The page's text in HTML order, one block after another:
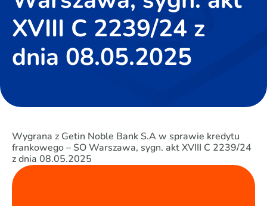
XVIII C 2239/24 z
dnia 08.05.2025
Wygrana z Getin Noble Bank S.A w sprawie kredytu
frankowego – SO Warszawa, sygn. akt XVIII C 2239/24
z dnia 08.05.2025